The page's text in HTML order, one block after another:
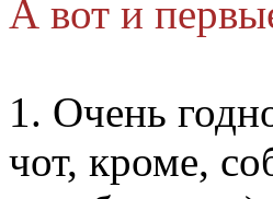
А вот и
1. Очень
чот, кроме,